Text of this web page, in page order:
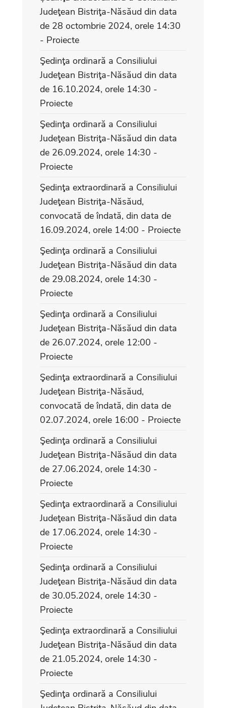
Judeţean Bistriţa-Năsăud din data
de 28 octombrie 2024, orele 14:30
- Proiecte
Şedinţa ordinară a Consiliului
Judeţean Bistriţa-Năsăud din data
de 16.10.2024, orele 14:30 -
Proiecte
Şedinţa ordinară a Consiliului
Judeţean Bistriţa-Năsăud din data
de 26.09.2024, orele 14:30 -
Proiecte
Şedinţa extraordinară a Consiliului
Judeţean Bistriţa-Năsăud,
convocată de îndată, din data de
16.09.2024, orele 14:00 - Proiecte
Şedinţa ordinară a Consiliului
Judeţean Bistriţa-Năsăud din data
de 29.08.2024, orele 14:30 -
Proiecte
Şedinţa ordinară a Consiliului
Judeţean Bistriţa-Năsăud din data
de 26.07.2024, orele 12:00 -
Proiecte
Şedinţa extraordinară a Consiliului
Judeţean Bistriţa-Năsăud,
convocată de îndată, din data de
02.07.2024, orele 16:00 - Proiecte
Şedinţa ordinară a Consiliului
Judeţean Bistriţa-Năsăud din data
de 27.06.2024, orele 14:30 -
Proiecte
Şedinţa extraordinară a Consiliului
Judeţean Bistriţa-Năsăud din data
de 17.06.2024, orele 14:30 -
Proiecte
Şedinţa ordinară a Consiliului
Judeţean Bistriţa-Năsăud din data
de 30.05.2024, orele 14:30 -
Proiecte
Şedinţa extraordinară a Consiliului
Judeţean Bistriţa-Năsăud din data
de 21.05.2024, orele 14:30 -
Proiecte
Şedinţa ordinară a Consiliului